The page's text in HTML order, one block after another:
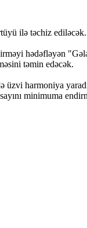
ilə təchiz ediləcək.
hədəfləyən
təmin edəcək.
harmoniya
minimuma